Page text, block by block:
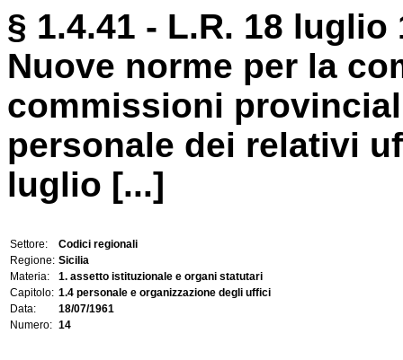
§ 1.4.41 - L.R. 18 luglio
Nuove norme per la
commissioni
personale dei relativi
luglio [...]
Settore:
Codici regionali
Regione: Sicilia
Materia:
1. assetto istituzionale e organi statutari
Capitolo: 1.4 personale e organizzazione degli uffici
Data:
18/07/1961
Numero: 14